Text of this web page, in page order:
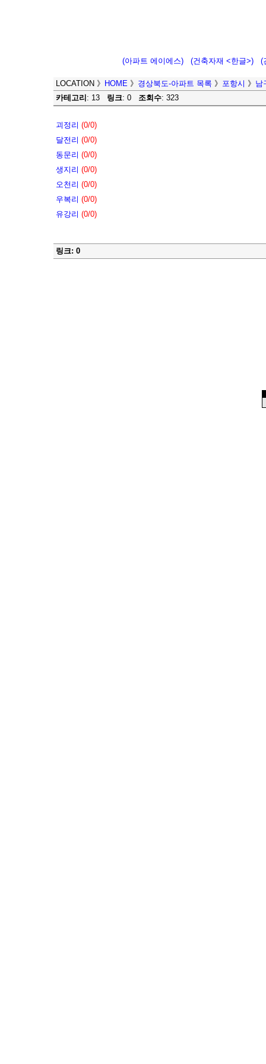
(아파트 에이에스) (건축자재 <한글>) (
LOCATION 》 HOME 》 경상북도-아파트 목록 》 포항시 》 남
카테고리 : 13 링크: 0 조회수: 323
괴정리 (0/0)
달전리 (0/0)
동문리 (0/0)
생지리 (0/0)
오천리 (0/0)
우복리 (0/0)
유강리 (0/0)
링크: 0